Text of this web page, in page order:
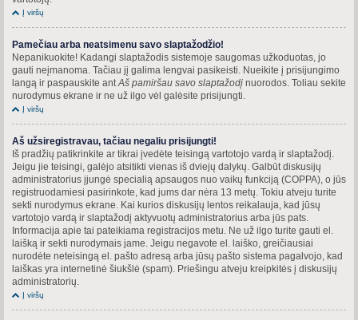
Į viršų
Pamečiau arba neatsimenu savo slaptažodžio!
Nepanikuokite! Kadangi slaptažodis sistemoje saugomas užkoduotas, jo
gauti neįmanoma. Tačiau jį galima lengvai pasikeisti. Nueikite į prisijungimo
langą ir paspauskite ant Aš pamiršau savo slaptažodį nuorodos. Toliau sekite
nurodymus ekrane ir ne už ilgo vėl galėsite prisijungti.
Į viršų
Aš užsiregistravau, tačiau negaliu prisijungti!
Iš pradžių patikrinkite ar tikrai įvedėte teisingą vartotojo vardą ir slaptažodį.
Jeigu jie teisingi, galėjo atsitikti vienas iš dviejų dalykų. Galbūt diskusijų
administratorius įjungė specialią apsaugos nuo vaikų funkciją (COPPA), o jūs
registruodamiesi pasirinkote, kad jums dar nėra 13 metų. Tokiu atveju turite
sekti nurodymus ekrane. Kai kurios diskusijų lentos reikalauja, kad jūsų
vartotojo vardą ir slaptažodį aktyvuotų administratorius arba jūs pats.
Informacija apie tai pateikiama registracijos metu. Ne už ilgo turite gauti el.
laišką ir sekti nurodymais jame. Jeigu negavote el. laiško, greičiausiai
nurodėte neteisingą el. pašto adresą arba jūsų pašto sistema pagalvojo, kad
laiškas yra internetinė šiukšlė (spam). Priešingu atveju kreipkitės į diskusijų
administratorių.
Į viršų